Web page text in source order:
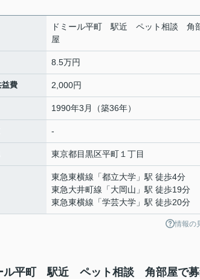
ドミール平町 駅近 ペット相談 角
屋
8.5万円
益費 2,000円
1990年3月（築36年）
-
東京都目黒区平町 １丁目
東急東横線 「都立大学 」駅 徒歩4分
東急大井町線 「大岡山 」駅 徒歩19分
東急東横線 「学芸大学 」駅 徒歩20分
情報の
ル平町 駅近 ペット相談 角部屋で募